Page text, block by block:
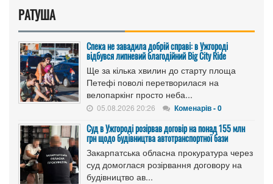
РАТУША
Спека не завадила добрій справі: в Ужгороді
відбувся липневий благодійний Big City Ride
Ще за кілька хвилин до старту площа
Петефі поволі перетворилася на
велопаркінг просто неба...
05.08.2026 20:26 Коменарів - 0
Cуд в Ужгороді розірвав договір на понад 155 млн
грн щодо будівництва автотранспортної бази
Закарпатська обласна прокуратура через
суд домоглася розірвання договору на
будівництво ав...